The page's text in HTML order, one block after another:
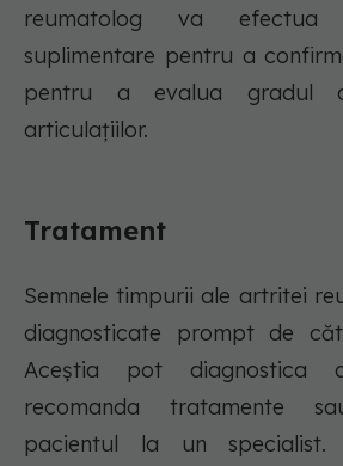
reumatolog va efectua
suplimentare pentru a
pentru a evalua gradul
articulațiilor.
Tratament
Semnele timpurii ale artritei
diagnosticate prompt de
Aceștia pot diagnostica
recomanda tratamente
pacientul la un specialist.